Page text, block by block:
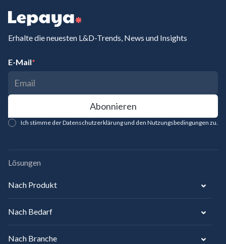
Erhalte die neuesten L&D-Trends, News und Insights
E-Mail*
Ich stimme der Datenschutzerklärung und den Nutzungsbedingungen zu.
Lösungen
Nach Produkt
Nach Bedarf
Nach Branche